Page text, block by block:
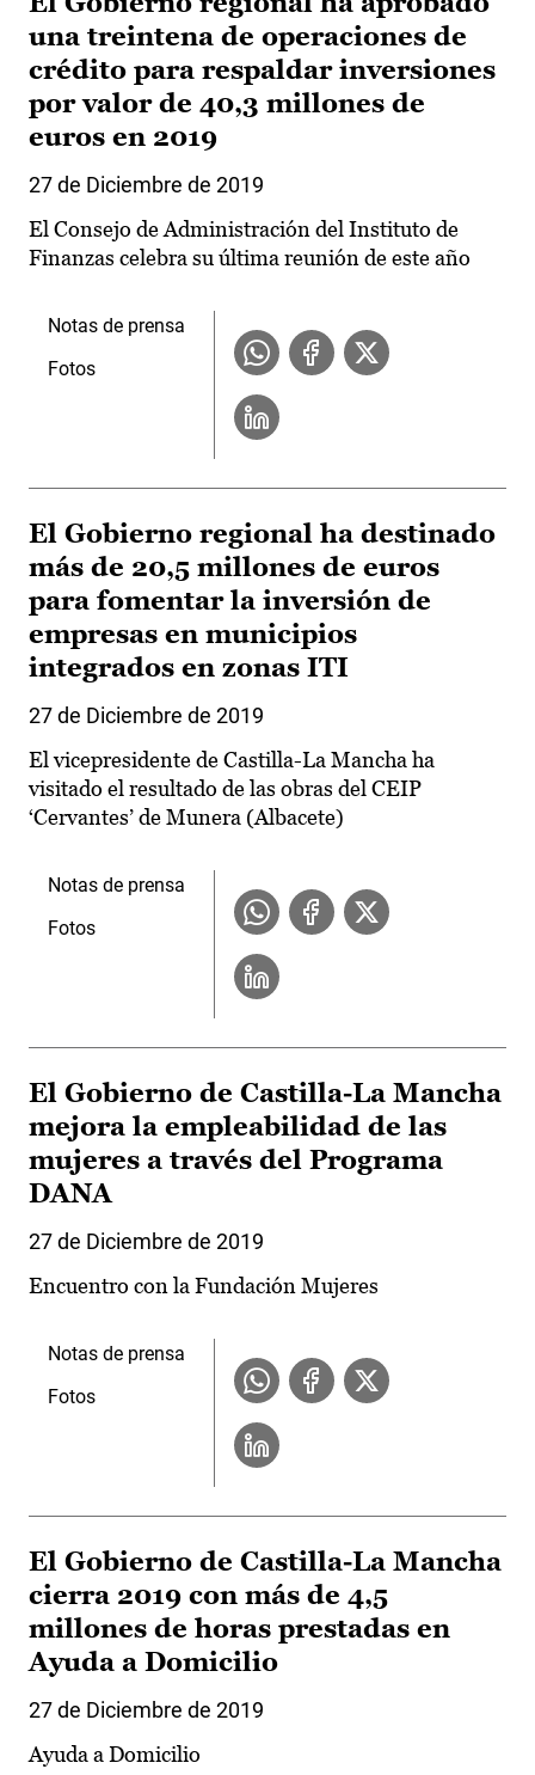
una treintena de operaciones de
crédito para respaldar inversiones
por valor de 40,3 millones de
euros en 2019
27 de Diciembre de 2019
El Consejo de Administración del Instituto de
Finanzas celebra su última reunión de este año
Notas de prensa
Fotos
El Gobierno regional ha destinado
más de 20,5 millones de euros
para fomentar la inversión de
empresas en municipios
integrados en zonas ITI
27 de Diciembre de 2019
El vicepresidente de Castilla-La Mancha ha
visitado el resultado de las obras del CEIP
‘Cervantes’ de Munera (Albacete)
Notas de prensa
Fotos
El Gobierno de Castilla-La Mancha
mejora la empleabilidad de las
mujeres a través del Programa
DANA
27 de Diciembre de 2019
Encuentro con la Fundación Mujeres
Notas de prensa
Fotos
El Gobierno de Castilla-La Mancha
cierra 2019 con más de 4,5
millones de horas prestadas en
Ayuda a Domicilio
27 de Diciembre de 2019
Ayuda a Domicilio